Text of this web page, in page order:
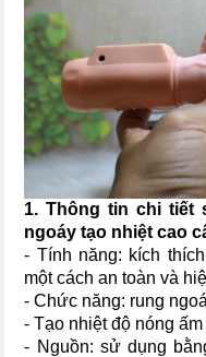
1. Thông tin chi tiết
ngoáy tạo nhiệt cao
- Tính năng: kích
một cách an toàn và
- Chức năng: rung
- Tạo nhiệt độ nóng
- Nguồn: sử dụng